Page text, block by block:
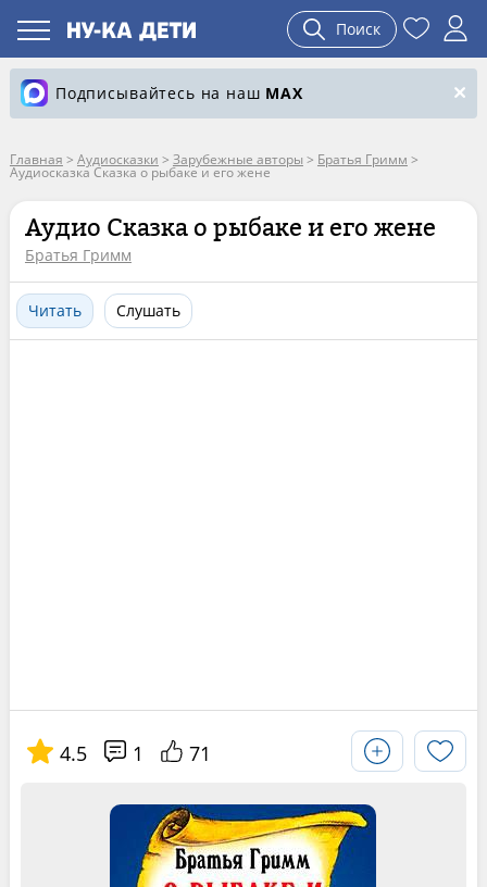
Поиск
Подписывайтесь на наш MAX
Главная > Аудиосказки > Зарубежные авторы > Братья Гримм >
Аудиосказка Сказка о рыбаке и его жене
Аудио Сказка о рыбаке и его жене
Братья Гримм
Читать Слушать
4.5 1 71